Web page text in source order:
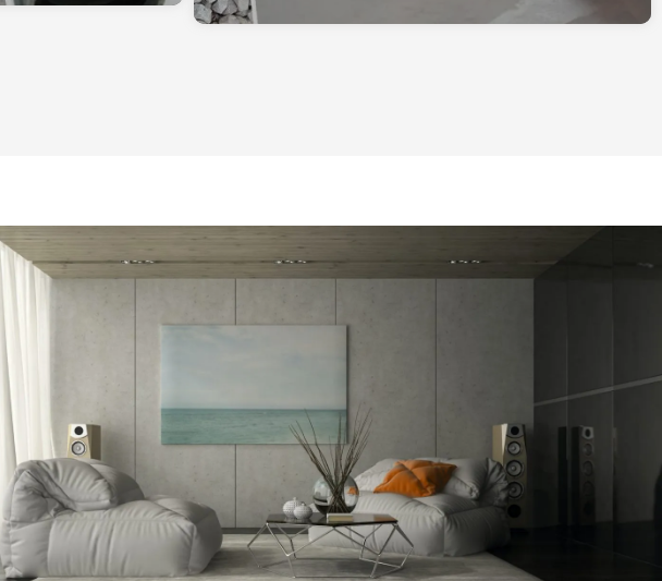
מקום של מקצוענים על לב טוב
לתת מענה לכל לקוח. אצלם
דב